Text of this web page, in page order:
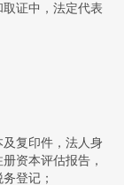
取证中，法定代表
复印件，法人身
资本评估报告，
登记；